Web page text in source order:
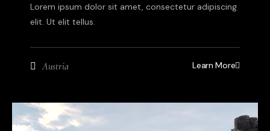
Lorem ipsum dolor sit amet, consectetur adipiscing
elit. Ut elit tellus.
Austria Learn More